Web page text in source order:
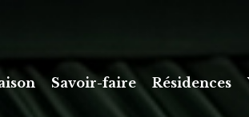
Savoir-faire Résidences